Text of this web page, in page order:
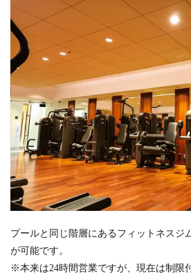
プールと同じ階層にあるフィットネスジ
が可能です。
※本来は24時間営業ですが、現在は制限